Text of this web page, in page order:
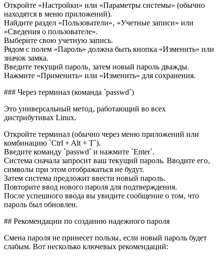
Откройте «Настройки» или «Параметры системы» (обычно
находятся в меню приложений).
Найдите раздел «Пользователи»‚ «Учетные записи» или
«Сведения о пользователе».
Выберите свою учетную запись.
Рядом с полем «Пароль» должна быть кнопка «Изменить» или
значок замка.
Введите текущий пароль‚ затем новый пароль дважды.
Нажмите «Применить» или «Изменить» для сохранения.
### Через терминал (команда `passwd`)
Это универсальный метод‚ работающий во всех
дистрибутивах Linux.
Откройте терминал (обычно через меню приложений или
комбинацию `Ctrl + Alt + T`).
Введите команду `passwd` и нажмите `Enter`.
Система сначала запросит ваш текущий пароль. Вводите его‚
символы при этом отображаться не будут.
Затем система предложит ввести новый пароль.
Повторите ввод нового пароля для подтверждения.
После успешного ввода вы увидите сообщение о том‚ что
пароль был обновлен.
## Рекомендации по созданию надежного пароля
Смена пароля не принесет пользы‚ если новый пароль будет
слабым. Вот несколько ключевых рекомендаций: